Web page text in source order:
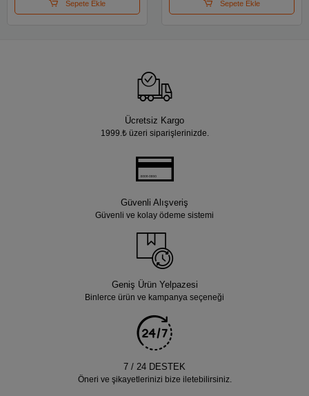
Sepete Ekle Sepete Ekle
Ücretsiz Kargo
1999.₺ üzeri siparişlerinizde.
Güvenli Alışveriş
Güvenli ve kolay ödeme sistemi
Geniş Ürün Yelpazesi
Binlerce ürün ve kampanya seçeneği
7 / 24 DESTEK
Öneri ve şikayetlerinizi bize iletebilirsiniz.